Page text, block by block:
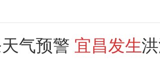
气预警 宜昌发生